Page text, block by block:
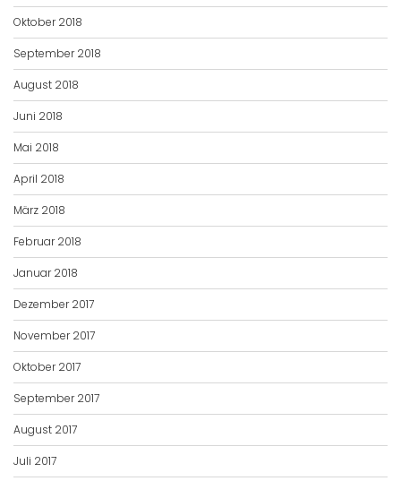
Oktober 2018
September 2018
August 2018
Juni 2018
Mai 2018
April 2018
März 2018
Februar 2018
Januar 2018
Dezember 2017
November 2017
Oktober 2017
September 2017
August 2017
Juli 2017